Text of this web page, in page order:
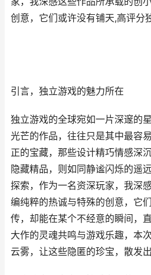
创意，它们或许没有铺天,高评分
引言，独立游戏的魅力所在
独立游戏的全球宛如一片深邃的
光芒的作品，往往只是其中最容
正的宝藏，那些设计精巧情感深
隐藏精品，则如同静谧闪烁的遥
探索，作为一名资深玩家，我深
编纯粹的热诚与特殊的创意，它
传，却能在某个不经意的瞬间，
大作的灵魂共鸣与游戏乐趣，本
云雾，让这些隐匿的珍宝，散发